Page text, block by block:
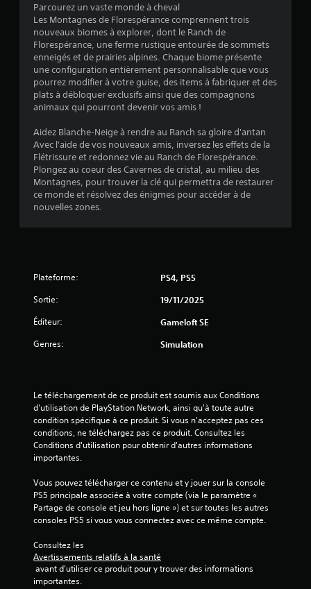
a
v
i
s
)
Parcourez un vaste monde à cheval
Les Montagnes de Florespérance comprennent trois
nouveaux biomes à explorer, dont le Ranch de
Florespérance, une ferme rustique entourée de sommets
enneigés et de prairies alpines. Chaque biome présente
une configuration entièrement personnalisable que vous
pourrez modifier à votre guise, des items à fabriquer et des
plats à débloquer exclusifs ainsi que des compagnons
animaux qui pourront devenir vos amis !
Aidez Blanche-Neige à rendre au Ranch sa gloire d'antan
Avec l'aide de vos nouveaux amis, inversez les effets de la
Flétrissure et redonnez vie au Ranch de Florespérance.
Plongez au coeur des Cavernes de cristal, au milieu des
Montagnes, pour trouver la clé qui permettra de restaurer
ce monde et résolvez des énigmes pour accéder à de
nouvelles zones.
Plateforme: PS4, PS5
Sortie: 19/11/2025
Éditeur: Gameloft SE
Genres: Simulation
Le téléchargement de ce produit est soumis aux Conditions
d'utilisation de PlayStation Network, ainsi qu'à toute autre
condition spécifique à ce produit. Si vous n'acceptez pas ces
conditions, ne téléchargez pas ce produit. Consultez les
Conditions d'utilisation pour obtenir d'autres informations
importantes.
Vous pouvez télécharger ce contenu et y jouer sur la console
PS5 principale associée à votre compte (via le paramètre «
Partage de console et jeu hors ligne ») et sur toutes les autres
consoles PS5 si vous vous connectez avec ce même compte.
Consultez les
Avertissements relatifs à la santé
importantes.